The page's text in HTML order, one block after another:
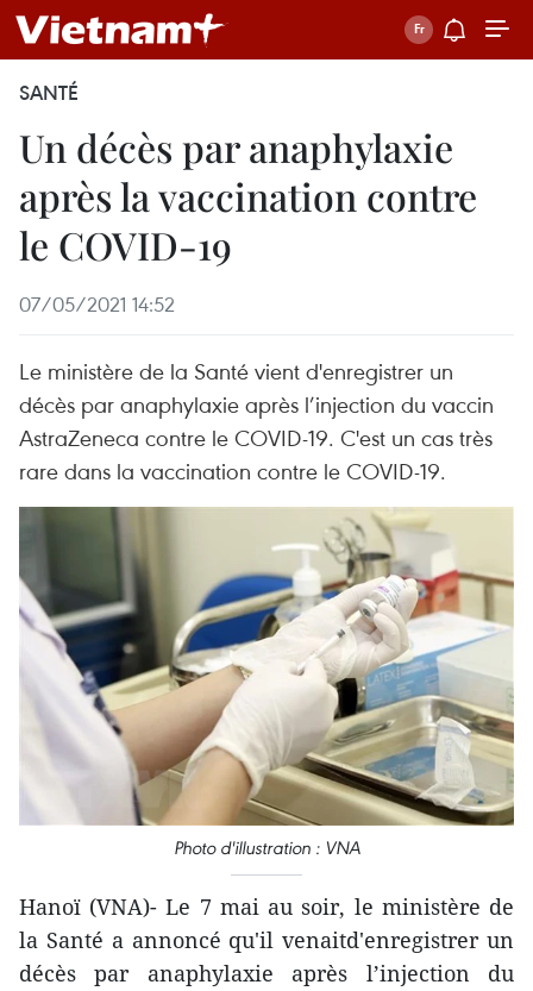
SANTÉ
Un décès par anaphylaxie
après la vaccination contre
le COVID-19
07/05/2021 14:52
Le ministère de la Santé vient d'enregistrer un
décès par anaphylaxie après l’injection du vaccin
AstraZeneca contre le COVID-19. C'est un cas très
rare dans la vaccination contre le COVID-19.
Photo d'illustration : VNA
Hanoï (VNA)- Le 7 mai au soir, le ministère de
la Santé a annoncé qu'il venaitd'enregistrer un
décès par anaphylaxie après l’injection du